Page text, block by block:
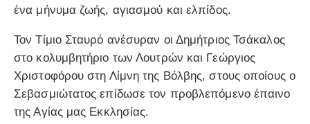
ένα μήνυμα ζωής, αγιασμού και ελπίδος.
Τον Τίμιο Σταυρό ανέσυραν οι Δημήτριος Τσάκαλος
στο κολυμβητήριο των Λουτρών και Γεώργιος
Χριστοφόρου στη Λίμνη της Βόλβης, στους οποίους ο
Σεβασμιώτατος επίδωσε τον προβλεπόμενο έπαινο
της Αγίας μας Εκκλησίας.